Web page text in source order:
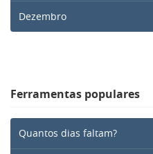
Dezembro
Ferramentas populares
Quantos dias faltam?